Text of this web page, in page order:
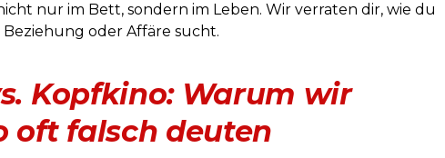
nur im Bett, sondern im Leben. Wir verraten dir, wie du
oder Affäre sucht.
Kopfkino: Warum wir
oft falsch deuten